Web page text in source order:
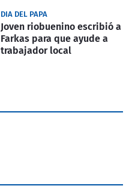
DIA DEL PAPA
Joven riobuenino escribió a
Farkas para que ayude a
trabajador local